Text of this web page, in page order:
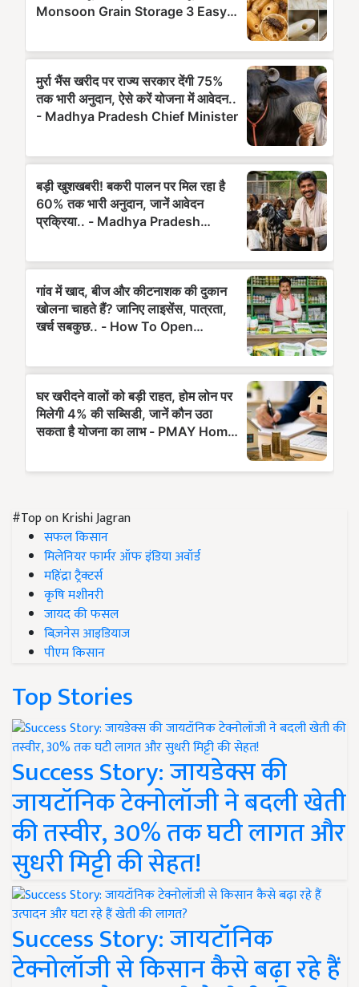
#Top on Krishi Jagran
सफल किसान
मिलेनियर फार्मर ऑफ इंडिया अवॉर्ड
महिंद्रा ट्रैक्टर्स
कृषि मशीनरी
जायद की फसल
बिज़नेस आइडियाज
पीएम किसान
Top Stories
Success Story: जायडेक्स की
जायटॉनिक टेक्नोलॉजी ने बदली खेती
की तस्वीर, 30% तक घटी लागत और
सुधरी मिट्टी की सेहत!
Success Story: जायटॉनिक
टेक्नोलॉजी से किसान कैसे बढ़ा रहे हैं